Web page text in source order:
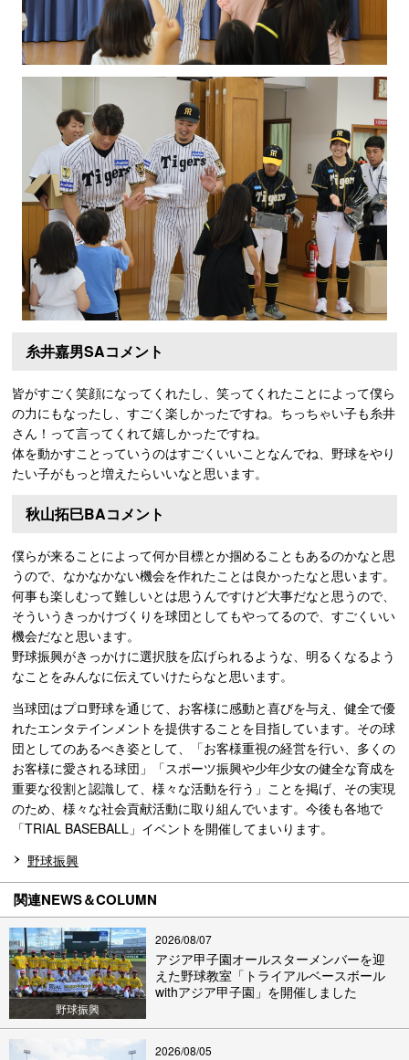
糸井嘉男SAコメント
皆がすごく笑顔になってくれたし、笑ってくれたことによって僕ら
の力にもなったし、すごく楽しかったですね。ちっちゃい子も糸井
さん！って言ってくれて嬉しかったですね。
体を動かすことっていうのはすごくいいことなんでね、野球をやり
たい子がもっと増えたらいいなと思います。
秋山拓巳BAコメント
僕らが来ることによって何か目標とか掴めることもあるのかなと思
うので、なかなかない機会を作れたことは良かったなと思います。
何事も楽しむって難しいとは思うんですけど大事だなと思うので、
そういうきっかけづくりを球団としてもやってるので、すごくいい
機会だなと思います。
野球振興がきっかけに選択肢を広げられるような、明るくなるよう
なことをみんなに伝えていけたらなと思います。
当球団はプロ野球を通じて、お客様に感動と喜びを与え、健全で優
れたエンタテインメントを提供することを目指しています。その球
団としてのあるべき姿として、「お客様重視の経営を行い、多くの
お客様に愛される球団」「スポーツ振興や少年少女の健全な育成を
重要な役割と認識して、様々な活動を行う」ことを掲げ、その実現
のため、様々な社会貢献活動に取り組んでいます。今後も各地で
「TRIAL BASEBALL」イベントを開催してまいります。
野球振興
関連NEWS＆COLUMN
野球振興
2026/08/07
アジア甲子園オールスターメンバーを迎
えた野球教室「トライアルベースボール
withアジア甲子園」を開催しました
2026/08/05